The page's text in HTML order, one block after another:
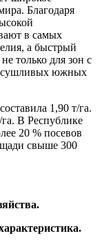
Благодаря
в самых
а быстрый
только для зон с
южных
1,90 т/га.
В Республике
20 % посевов
свыше 300